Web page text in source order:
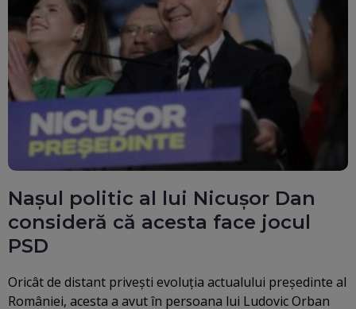
Nașul politic al lui Nicușor Dan
consideră că acesta face jocul
PSD
Oricât de distant privești evoluția actualului președinte al
României, acesta a avut în persoana lui Ludovic Orban